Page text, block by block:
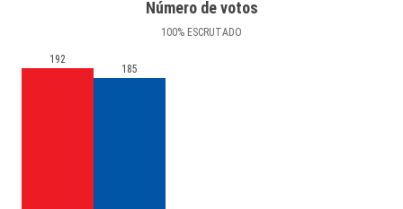
Número de votos
100% ESCRUTADO
192
185